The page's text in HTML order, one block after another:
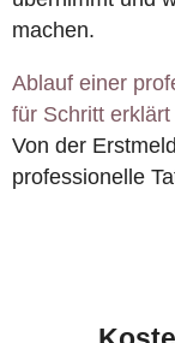
machen.
Ablauf einer
für Schritt erklärt
Von der
professionelle